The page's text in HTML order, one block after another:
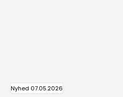
Nyhed 07.05.2026